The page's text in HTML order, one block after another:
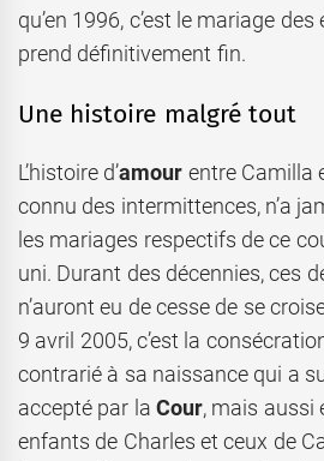
qu’en 1996, c’est le mariage
prend définitivement fin.
Une histoire malgré tout
L’histoire d’amour entre Camilla
connu des intermittences, n’a
les mariages respectifs de ce
uni. Durant des décennies, ces
n’auront eu de cesse de se
9 avril 2005, c’est la
contrarié à sa naissance qui a
accepté par la Cour, mais aussi
enfants de Charles et ceux de